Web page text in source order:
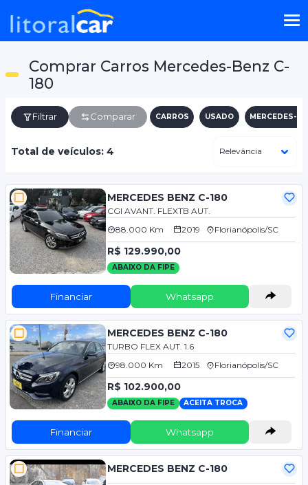
Comprar Carros Mercedes-Benz C-
180
Filtrar Comparar CARROS USADO MERCEDES-
Total de veículos: 4
MERCEDES BENZ C-180
CGI AVANT. FLEXTB AUT.
88.000 Km
2019 Florianópolis/SC
R$ 129.990,00
ABAIXO DA FIPE
Financiar Whatsapp
MERCEDES BENZ C-180
TURBO FLEX AUT. 1.6
98.000 Km
2015 Florianópolis/SC
R$ 102.900,00
ABAIXO DA FIPE ACEITA TROCA
Financiar Whatsapp
MERCEDES BENZ C-180